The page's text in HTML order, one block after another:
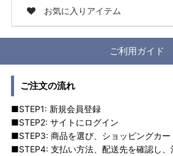
お気に入りアイテム
ご利用ガイド
ご注文の流れ
■STEP1: 新規会員登録
■STEP2: サイトにログイン
■STEP3: 商品を選び、ショッピングカー
■STEP4: 支払い方法、配送先を確認し、